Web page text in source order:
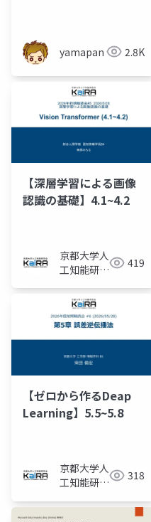
yamapan 2.8K
【深層学習による画像
認識の基礎】4.1~4.2
京都大学人
工知能研究
419
【ゼロから作るDeap
Learning】5.5~5.8
京都大学人
工知能研究
318